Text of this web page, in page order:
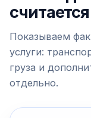
Показываем
услуги:
груза и
отдельно.